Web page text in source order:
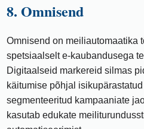
8. Omnisend
Omnisend on meiliautomaatika
spetsiaalselt e-kaubandusega
Digitaalseid markereid silmas
käitumise põhjal
segmenteeritud kampaaniate
kasutab edukate